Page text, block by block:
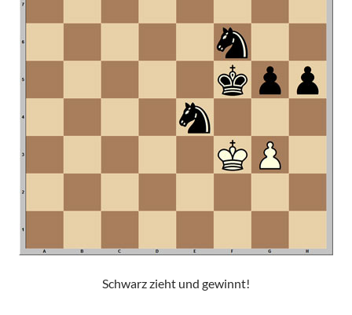
Schwarz zieht und gewinnt!